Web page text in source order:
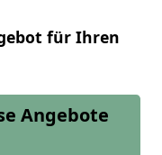
für Ihren
Angebote